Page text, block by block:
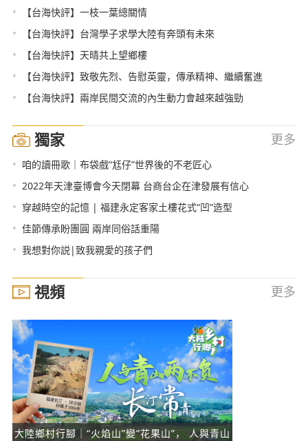
• 【台海快評】一枝一葉總關情
• 【台海快評】台灣學子求學大陸有奔頭有未來
• 【台海快評】天晴共上望鄉樓
• 【台海快評】致敬先烈、告慰英靈，傳承精神、繼續奮進
• 【台海快評】兩岸民間交流的內生動力會越來越強勁
獨家 更多
• 咱的讀冊歌｜布袋戲“尪仔”世界後的不老匠心
• 2022年天津臺博會今天閉幕 台商台企在津發展有信心
• 穿越時空的記憶 | 福建永定客家土樓花式“凹”造型
• 佳節傳承盼團圓 兩岸同俗話重陽
• 我想對你説|致我親愛的孩子們
視頻 更多
大陸鄉村行腳｜“火焰山”變“花果山”， 人與青山